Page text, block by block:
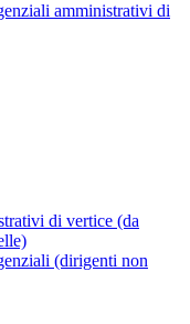
amministrativi di
di vertice (da
(dirigenti non